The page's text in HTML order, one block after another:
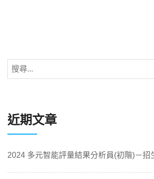
近期文章
2024 多元智能評量結果分析員(初階)－招